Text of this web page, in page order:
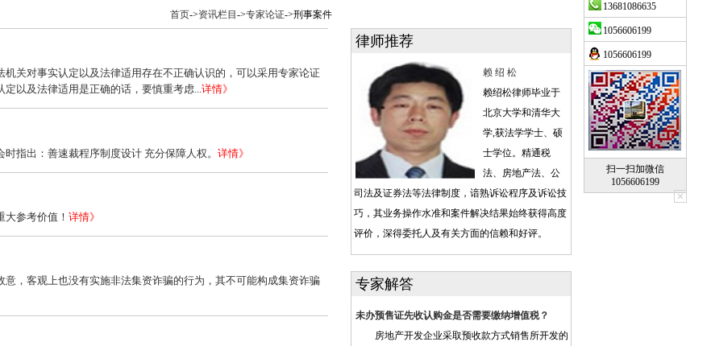
首页->资讯栏目 ->专家论证->刑事案件
关对事实认定以及法律适用存在不正确认识的，可以采用专家论证
以及法律适用是正确的话，要慎重考虑...详情》
指出：善速裁程序制度设计 充分保障人权。 详情》
参考价值！ 详情》
，客观上也没有实施非法集资诈骗的行为，其不可能构成集资诈骗
律师推荐
赖 绍 松
赖绍松律师毕业于
北京大学和清华大
学,获法学学士、硕
士学位。精通税
法、房地产法、公
司法及证券法等法律制度，谙熟诉讼程序及诉讼技
巧，其业务操作水准和案件解决结果始终获得高度
评价，深得委托人及有关方面的信赖和好评。
专家解答
未办预售证先收认购金是否需要缴纳增值税？
房地产开发企业采取预收款方式销售所开发的
13681086635
1056606199
1056606199
扫一扫加微信
1056606199